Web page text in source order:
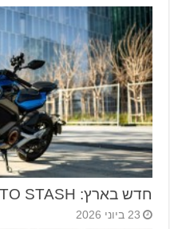
חדש בארץ: VMOTO STASH חשמלי
23 ביוני 2026